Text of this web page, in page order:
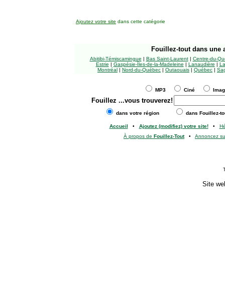
Ajoutez votre site dans cette catégorie
Fouillez-tout dans une
Abitibi-Témiscamingue | Bas Saint-Laurent| Centre-du-
Estrie | Gaspésie-Îles-de-la-Madeleine | Lanaudière |
Montréal | Nord-du-Québec | Outaouais | Québec |
MP3 Ciné
Fouillez ...vous trouverez!
dans votre région dans Fouillez-
Accueil • Ajoutez (modifiez) votre site!•
À propos de Fouillez-Tout• Annoncez
Site